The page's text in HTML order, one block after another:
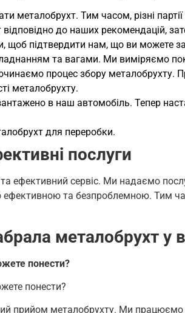
металобрухт. Тим часом, різні
до наших рекомендацій,
щоб підтвердити нам, що ви можете
та вагами. Ми виміряємо
процес збору металобрухту.
металобрухту.
в наш автомобіль. Тепер
для переробки.
послуги
ефективний сервіс. Ми надаємо
ефективною та безпроблемною. Тим
металобрухт у
понести?
понести?
прийом металобрухту. Ми працюємо